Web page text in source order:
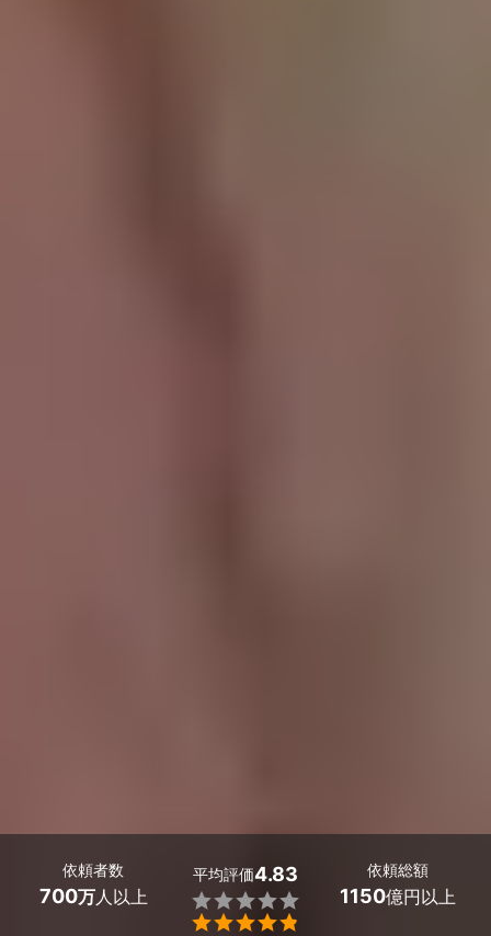
依頼者数
700万人以上
平均評価4.83


依頼総額
1150億円以上